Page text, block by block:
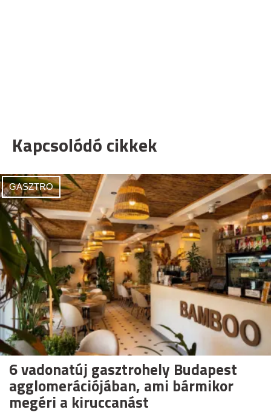
Kapcsolódó cikkek
GASZTRO
6 vadonatúj gasztrohely Budapest
agglomerációjában, ami bármikor
megéri a kiruccanást